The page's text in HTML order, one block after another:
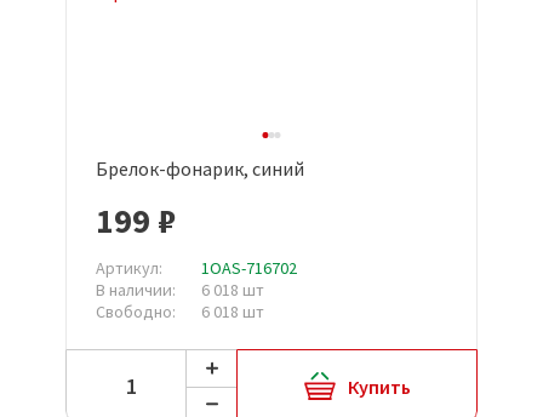
Брелок-фонарик, синий
199 ₽
Артикул:
1OAS-716702
В наличии:
6 018 шт
Свободно:
6 018 шт
Купить